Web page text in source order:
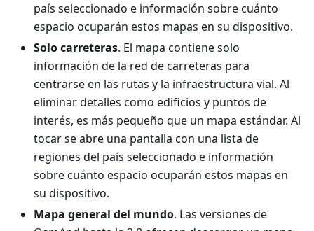
país seleccionado e información sobre cuánto
espacio ocuparán estos mapas en su dispositivo.
Solo carreteras. El mapa contiene solo
información de la red de carreteras para
centrarse en las rutas y la infraestructura vial. Al
eliminar detalles como edificios y puntos de
interés, es más pequeño que un mapa estándar. Al
tocar se abre una pantalla con una lista de
regiones del país seleccionado e información
sobre cuánto espacio ocuparán estos mapas en
su dispositivo.
Mapa general del mundo. Las versiones de